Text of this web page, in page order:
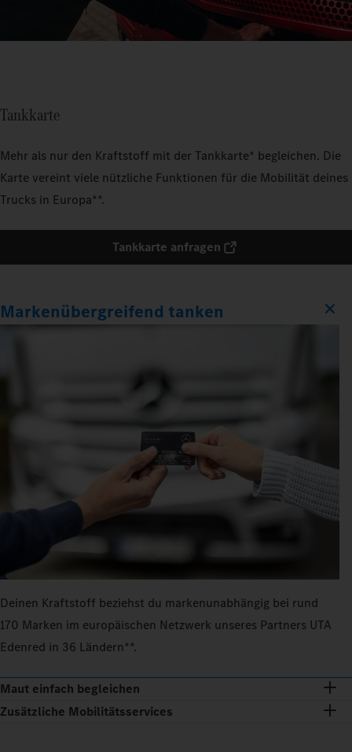
Tankkarte
Mehr als nur den Kraftstoff mit der Tankkarte* begleichen. Die
Karte vereint viele nützliche Funktionen für die Mobilität deines
Trucks in Europa**.
Tankkarte anfragen
Markenübergreifend tanken
Deinen Kraftstoff beziehst du markenunabhängig bei rund
170 Marken im europäischen Netzwerk unseres Partners UTA
Edenred in 36 Ländern**.
Maut einfach begleichen
Zusätzliche Mobilitätsservices